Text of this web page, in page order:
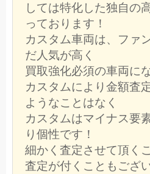
しては特化した独自の
っております！
カスタム車両は、ファ
だ人気が高く
買取強化必須の車両に
カスタムにより金額査
ようなことはなく
カスタムはマイナス要
り個性です！
細かく査定させて頂く
査定が付くこともござ